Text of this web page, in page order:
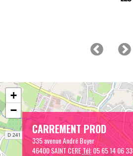
CARREMENT PROD
335 avenue André Boyer
46400 SAINT CERETél:05 65 14 06 33
+
−